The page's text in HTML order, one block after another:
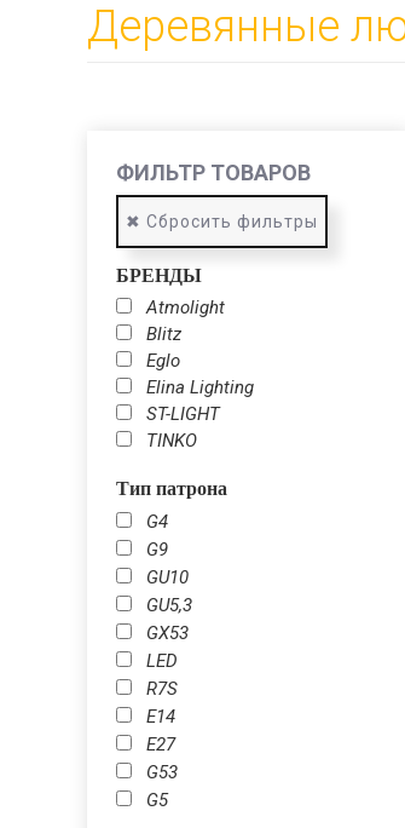
Деревянные
ФИЛЬТР ТОВАРОВ
✖ Сбросить фильтры
БРЕНДЫ
Atmolight
Blitz
Eglo
Elina Lighting
ST-LIGHT
TINKO
Тип патрона
G4
G9
GU10
GU5,3
GX53
LED
R7S
Е14
Е27
G53
G5